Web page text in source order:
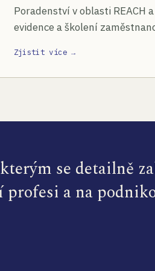
Poradenství v oblasti REACH
evidence a školení
Zjistit více →
se detailně
a na